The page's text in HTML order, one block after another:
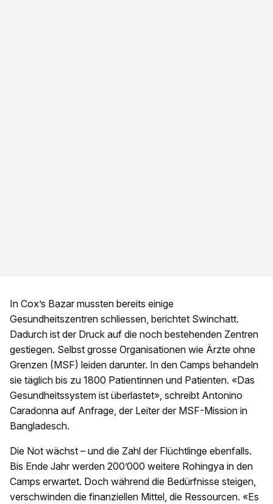
In Cox’s Bazar mussten bereits einige
Gesundheitszentren schliessen, berichtet Swinchatt.
Dadurch ist der Druck auf die noch bestehenden Zentren
gestiegen. Selbst grosse Organisationen wie Ärzte ohne
Grenzen (MSF) leiden darunter. In den Camps behandeln
sie täglich bis zu 1800 Patientinnen und Patienten. «Das
Gesundheitssystem ist überlastet», schreibt Antonino
Caradonna auf Anfrage, der Leiter der MSF-Mission in
Bangladesch.
Die Not wächst – und die Zahl der Flüchtlinge ebenfalls.
Bis Ende Jahr werden 200’000 weitere Rohingya in den
Camps erwartet. Doch während die Bedürfnisse steigen,
verschwinden die finanziellen Mittel, die Ressourcen. «Es